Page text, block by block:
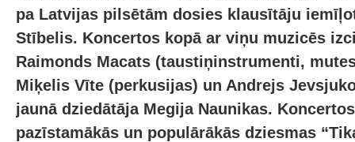
pa Latvijas pilsētām dosies klausītāju
Stībelis. Koncertos kopā ar viņu muzicēs
Raimonds Macats (taustiņinstrumenti,
Miķelis Vīte (perkusijas) un Andrejs
jaunā dziedātāja Megija Naunikas.
pazīstamākās un populārākās dziesmas